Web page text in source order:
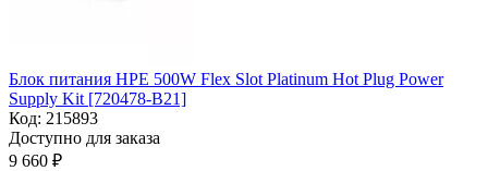
Блок питания HPE 500W Flex Slot Platinum Hot Plug Power
Supply Kit [720478-B21]
Код: 215893
Доступно для заказа
9 660 ₽